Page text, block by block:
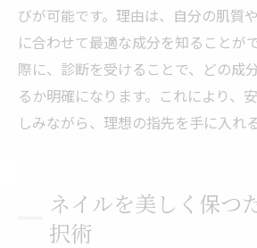
びが可能です。理由は、自分の肌質
に合わせて最適な成分を知ることが
際に、診断を受けることで、どの成
るか明確になります。これにより、
しみながら、理想の指先を手に入れ
ネイルを美しく保つ
択術